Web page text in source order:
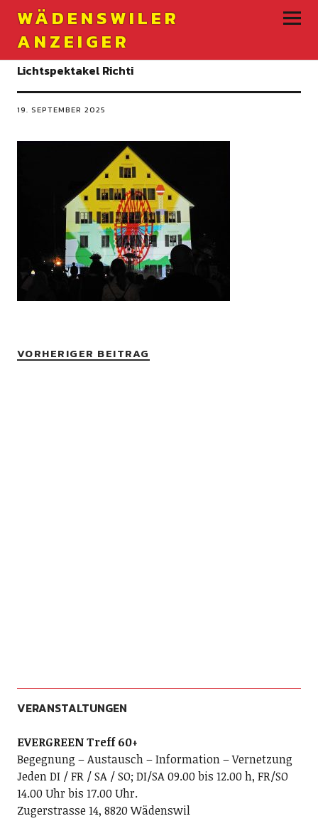
WÄDENSWILER
ANZEIGER
Lichtspektakel Richti
19. SEPTEMBER 2025
VORHERIGER BEITRAG
VERANSTALTUNGEN
EVERGREEN Treff 60+
Begegnung – Austausch – Information – Vernetzung
Jeden DI / FR / SA / SO; DI/SA 09.00 bis 12.00 h, FR/SO
14.00 Uhr bis 17.00 Uhr.
Zugerstrasse 14, 8820 Wädenswil